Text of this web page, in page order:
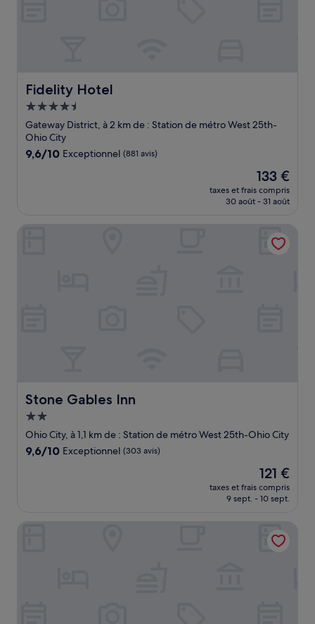
Fidelity Hotel
Fidelity Hotel
Hébergement
4.5 étoiles
Gateway District, à 2 km de : Station de métro West 25th-
Ohio City
9.6
9,6/10 Exceptionnel (881 avis)
Le
nouveau
prix
de
133 €
133 €
taxes et frais compris
30 août - 31 août
Stone Gables Inn
Stone Gables Inn
Hébergement
2.0 étoiles
Ohio City, à 1,1 km de : Station de métro West 25th-Ohio City
9.6
9,6/10 Exceptionnel (303 avis)
Le
nouveau
prix
de
121 €
121 €
taxes et frais compris
9 sept. - 10 sept.